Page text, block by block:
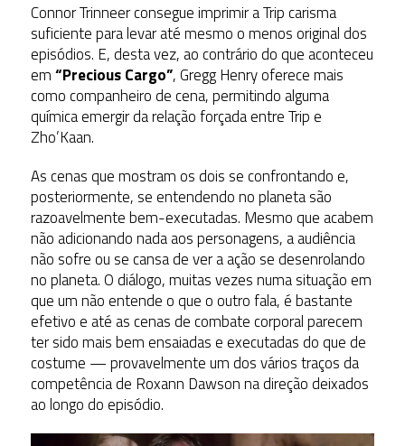
Connor Trinneer consegue imprimir a Trip carisma
suficiente para levar até mesmo o menos original dos
episódios. E, desta vez, ao contrário do que aconteceu
em“Precious Cargo”, Gregg Henry oferece mais
como companheiro de cena, permitindo alguma
química emergir da relação forçada entre Trip e
Zho’Kaan.
As cenas que mostram os dois se confrontando e,
posteriormente, se entendendo no planeta são
razoavelmente bem-executadas. Mesmo que acabem
não adicionando nada aos personagens, a audiência
não sofre ou se cansa de ver a ação se desenrolando
no planeta. O diálogo, muitas vezes numa situação em
que um não entende o que o outro fala, é bastante
efetivo e até as cenas de combate corporal parecem
ter sido mais bem ensaiadas e executadas do que de
costume — provavelmente um dos vários traços da
competência de Roxann Dawson na direção deixados
ao longo do episódio.